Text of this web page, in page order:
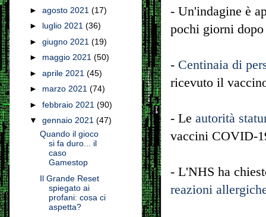
- Un'indagine è
pochi giorni
- Centinaia di
ricevuto il
- Le autorità
vaccini COVID-
- L'NHS ha
reazioni
► agosto 2021 (17)
► luglio 2021 (36)
► giugno 2021 (19)
► maggio 2021 (50)
► aprile 2021 (45)
► marzo 2021 (74)
► febbraio 2021 (90)
▼ gennaio 2021 (47)
Quando il gioco
si fa duro... il
caso
Gamestop
Il Grande Reset
spiegato ai
profani: cosa ci
aspetta?